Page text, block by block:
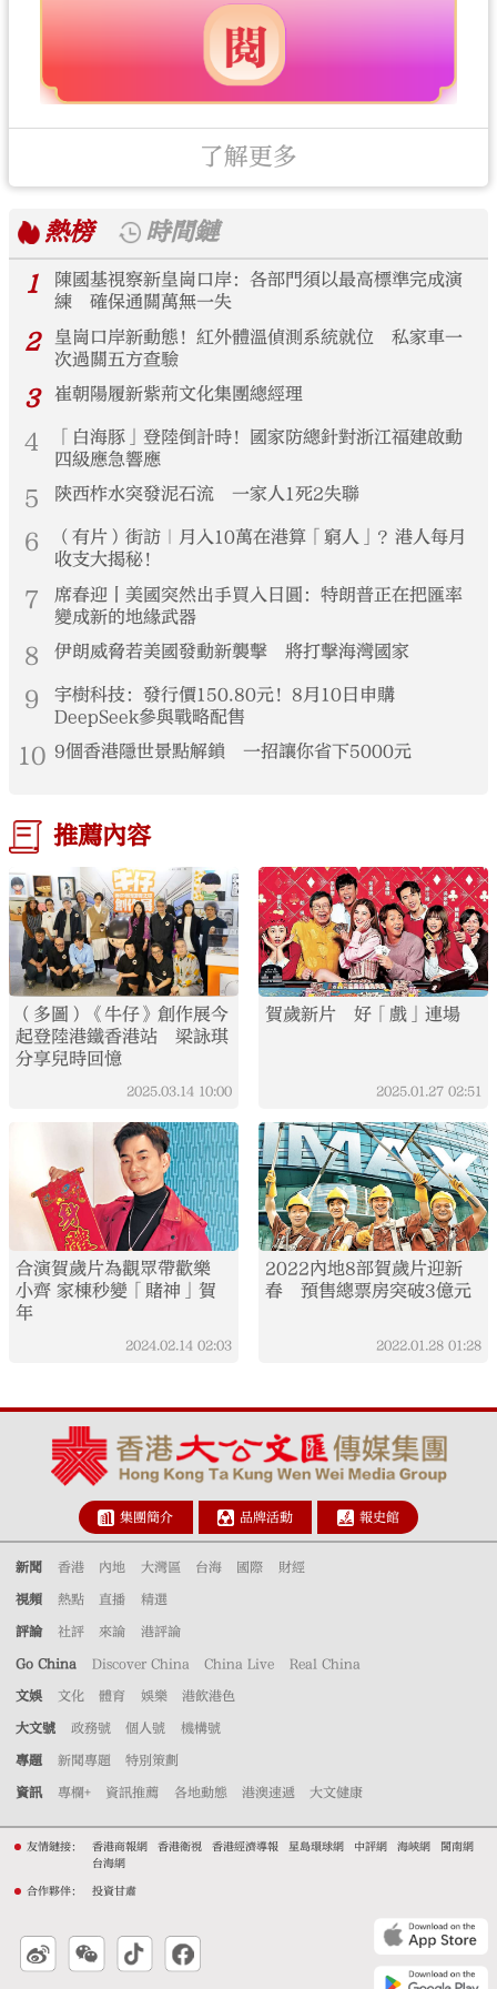
了解更多
熱榜
時間鏈
1
陳國基視察新皇崗口岸：各部門須以最高標準完成演
練 確保通關萬無一失
2
皇崗口岸新動態！紅外體溫偵測系統就位 私家車一
次過關五方查驗
3 崔朝陽履新紫荊文化集團總經理
4
「白海豚」登陸倒計時！國家防總針對浙江福建啟動
四級應急響應
5 陝西柞水突發泥石流 一家人1死2失聯
6
（有片）街訪｜月入10萬在港算「窮人」？港人每月
收支大揭秘！
7
席春迎丨美國突然出手買入日圓：特朗普正在把匯率
變成新的地緣武器
8 伊朗威脅若美國發動新襲擊 將打擊海灣國家
9
宇樹科技：發行價150.80元！8月10日申購
DeepSeek參與戰略配售
10 9個香港隱世景點解鎖 一招讓你省下5000元
推薦內容
（多圖）《牛仔》創作展今
起登陸港鐵香港站 梁詠琪
分享兒時回憶
2025.03.14 10:00
賀歲新片 好「戲」連場
2025.01.27 02:51
合演賀歲片為觀眾帶歡樂
小齊 家棟秒變「賭神」賀
年
2024.02.14 02:03
2022內地8部賀歲片迎新
春 預售總票房突破3億元
2022.01.28 01:28
集團簡介 品牌活動 報史館
新聞 香港 內地 大灣區 台海 國際 財經
視頻 熱點 直播 精選
評論 社評 來論 港評論
Go China Discover China China Live Real China
文娛 文化 體育 娛樂 港飲港色
大文號 政務號 個人號 機構號
專題 新聞專題 特別策劃
資訊 專欄+ 資訊推薦 各地動態 港澳速遞 大文健康
友情鏈接： 香港商報網 香港衛視 香港經濟導報 星島環球網 中評網 海峽網
閩南網
台海網
合作夥伴： 投資甘肅